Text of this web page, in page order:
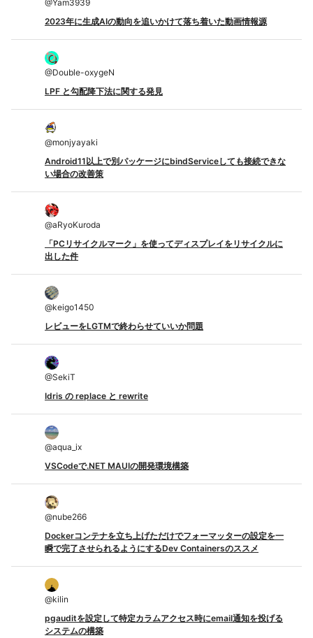
@Yam3939
2023年に生成AIの動向を追いかけて落ち着いた動画情報源
@Double-oxygeN
LPF と勾配降下法に関する発見
@monjyayaki
Android11以上で別パッケージにbindServiceしても接続できな
い場合の改善策
@aRyoKuroda
「PCリサイクルマーク」を使ってディスプレイをリサイクルに
出した件
@keigo1450
レビューをLGTMで終わらせていいか問題
@SekiT
Idris の replace と rewrite
@aqua_ix
VSCodeで.NET MAUIの開発環境構築
@nube266
Dockerコンテナを立ち上げただけでフォーマッターの設定を一
瞬で完了させられるようにするDev Containersのススメ
@kilin
pgauditを設定して特定カラムアクセス時にemail通知を投げる
システムの構築